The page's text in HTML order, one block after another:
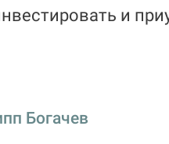
и
Богачев